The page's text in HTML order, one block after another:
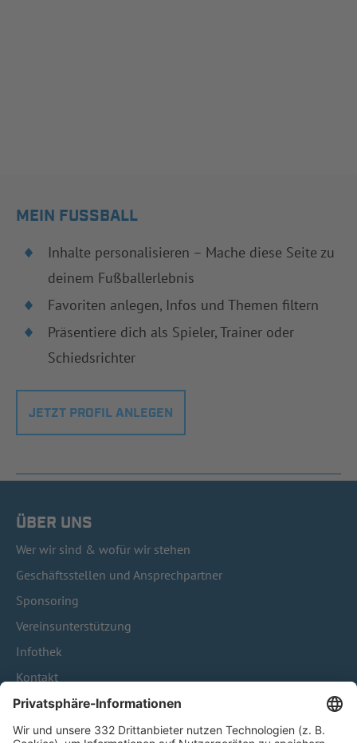
MEIN FUSSBALL
Inhalte personalisieren – Mache diese Seite zu
deinem Fußballerlebnis
Favoriten anlegen, Infos und Themen filtern
Präsentiere dich als Spieler, Trainer oder
Schiedsrichter
JETZT PROFIL ANLEGEN
ÜBER UNS
Wer wir sind & wofür wir stehen
Geschäftsstellen und Ansprechpartner
Sponsoring
Vereinsunterstützung
Infothek
Kontakt
HÄUFIG BESUCHTE SEITEN